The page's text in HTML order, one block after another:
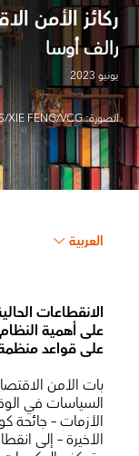
ركائز الأمن
رالف أوسا
يونيو 2023
الصورة: GETTY IMAGES/XIE FENG/VCG
العربية
الانقطاعات
على أهمية
على قواعد منظمة
بات الأمن
السياسات في
الأخيرة – إلى